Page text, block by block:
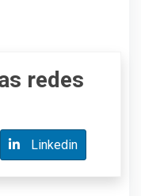
redes
Linkedin